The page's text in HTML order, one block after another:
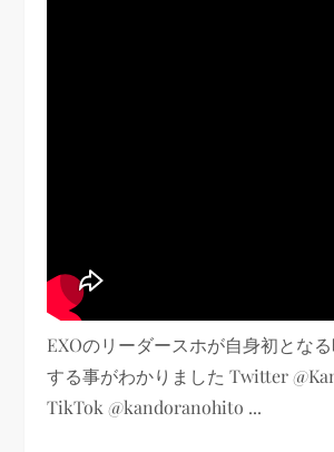
EXOのリーダースホが自身初とな
する事がわかりました Twitter
TikTok @kandoranohito ...